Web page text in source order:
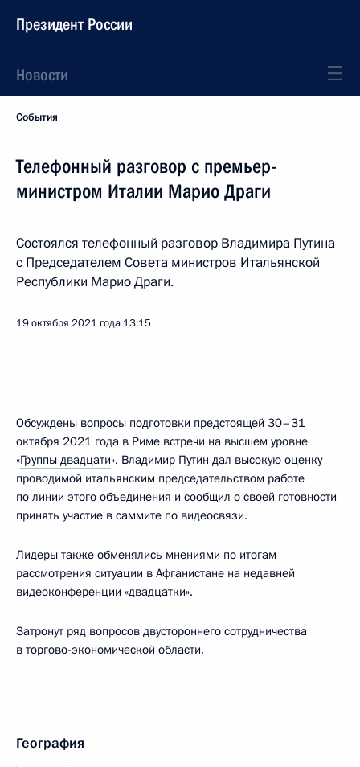
Президент России
Новости
События
Телефонный разговор с премьер-
министром Италии Марио Драги
Состоялся телефонный разговор Владимира Путина
с Председателем Совета министров Итальянской
Республики Марио Драги.
19 октября 2021 года 13:15
Обсуждены вопросы подготовки предстоящей 30–31
октября 2021 года в Риме встречи на высшем уровне
«Группы двадцати». Владимир Путин дал высокую оценку
проводимой итальянским председательством работе
по линии этого объединения и сообщил о своей готовности
принять участие в саммите по видеосвязи.
Лидеры также обменялись мнениями по итогам
рассмотрения ситуации в Афганистане на недавней
видеоконференции «двадцатки».
Затронут ряд вопросов двустороннего сотрудничества
в торгово-экономической области.
География